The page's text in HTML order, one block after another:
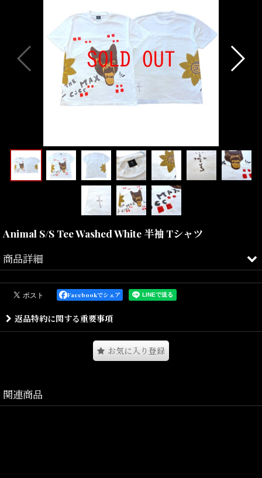
Animal S/S Tee Washed White 半袖 Tシャツ
商品詳細
各業界からも注目を集めシーンを盛り上げる"TRAVIS SCOTT"によ
るゲリラドロップしたアイテムが少量入荷。
す。
オリジナルのグラフィックを多用したプロダクトとなります。
フロント、バックそれぞれに再現度の高いプリントに加え発砲プリ
ントで表現した豪華な仕様となっております。
砲の厚みなど一点一点表情が異なった仕様となります。
Facebookでシェア
返品特約に関する重要事項
お気に入り登録
関連商品